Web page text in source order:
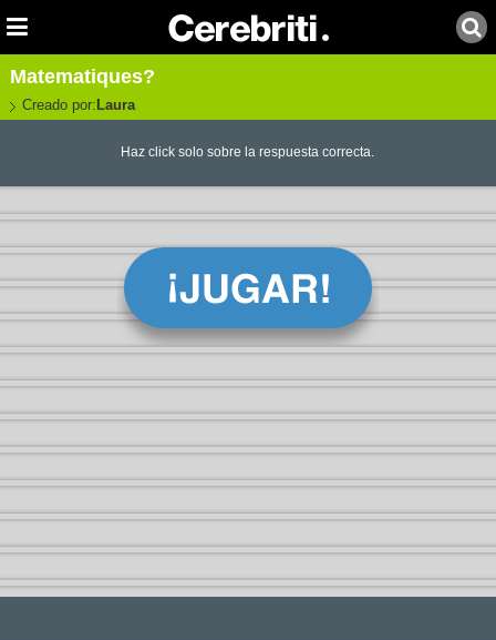
Matematiques?
Creado por: Laura
Haz click solo sobre la respuesta correcta.